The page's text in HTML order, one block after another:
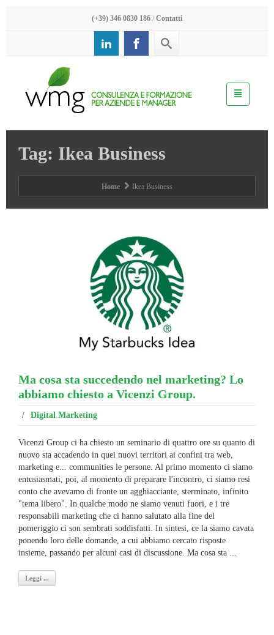
(+39) 346 0830 186 / Contatti
Tag: Ikea Business
Home Ikea Business
Ma cosa sta succedendo nel marketing? Lo
abbiamo chiesto a Vicenzi Group.
/ Digital Marketing
Vicenzi Group ci ha chiesto un seminario di quattro ore su quanto di
nuovo sta accadendo in quei nuovi territori ai confini tra web,
marketing e... communities le persone. Al primo momento ci siamo
entusiasmati, poi, al momento di preparare l'incontro, ci siamo resi
conto che avevamo di fronte un agghiacciante, sterminato, infinito
"tema libero". In qualche modo ne siamo venuti fuori, e i tre
responsabili marketing che ci hanno salutato alla fine del
pomeriggio ci son sembrati soddisfatti. In sintesi, ce la siamo cavata
ponendo loro delle domande, a cui abbiamo cercato risposte
insieme, passando per alcuni casi di discussione. Ma cosa sta ...
Leggi ...